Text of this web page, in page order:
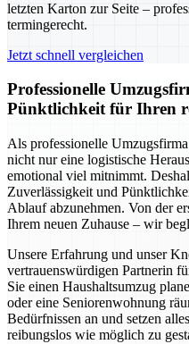
letzten Karton zur Seite –
termingerecht.
Jetzt schnell vergleichen
Professionelle
Pünktlichkeit für Ihren
Als professionelle
nicht nur eine logistische
emotional viel mitnimmt.
Zuverlässigkeit und
Ablauf abzunehmen. Von der
Ihrem neuen Zuhause – wir
Unsere Erfahrung und unser
vertrauenswürdigen Partnerin
Sie einen Haushaltsumzug
oder eine Seniorenwohnung
Bedürfnissen an und setzen
reibungslos wie möglich zu